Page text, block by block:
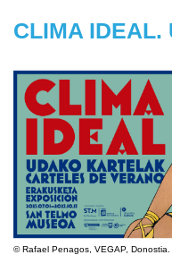
CLIMA IDEAL.
© Rafael Penagos, VEGAP, Donostia.